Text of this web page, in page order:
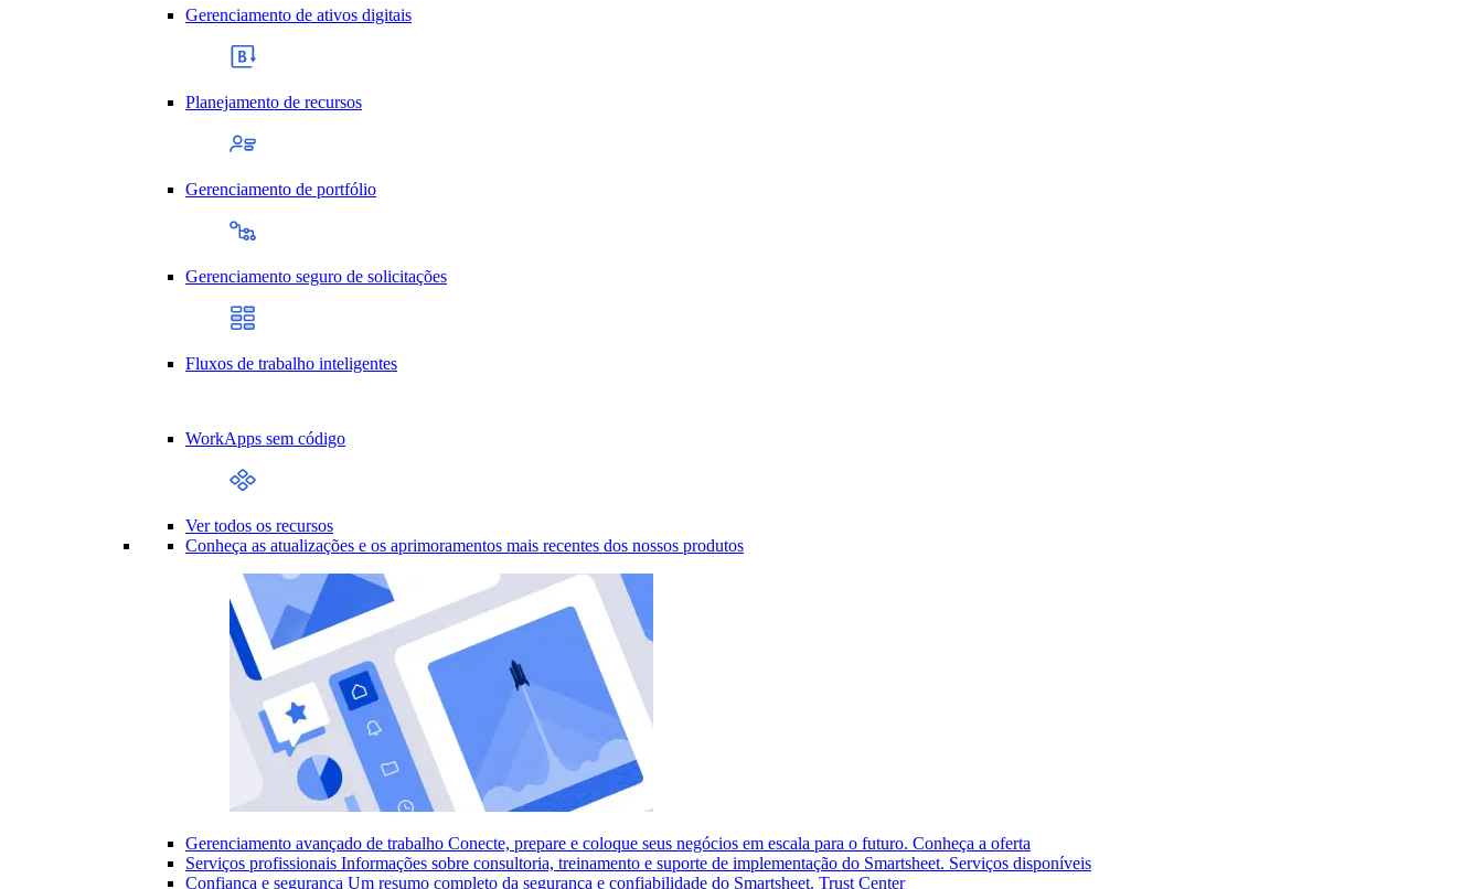
Gerenciamento de ativos digitais
Planejamento de recursos
Gerenciamento de portfólio
Gerenciamento seguro de solicitações
Fluxos de trabalho inteligentes
WorkApps sem código
Ver todos os recursos
Conheça as atualizações e os aprimoramentos mais recentes dos nossos produtos
Gerenciamento avançado de trabalho Conecte, prepare e coloque seus negócios em escala para o futuro. Conheça a oferta
Serviços profissionais Informações sobre consultoria, treinamento e suporte de implementação do Smartsheet. Serviços disponíveis
Confiança e segurança Um resumo completo da segurança e confiabilidade do Smartsheet. Trust Center